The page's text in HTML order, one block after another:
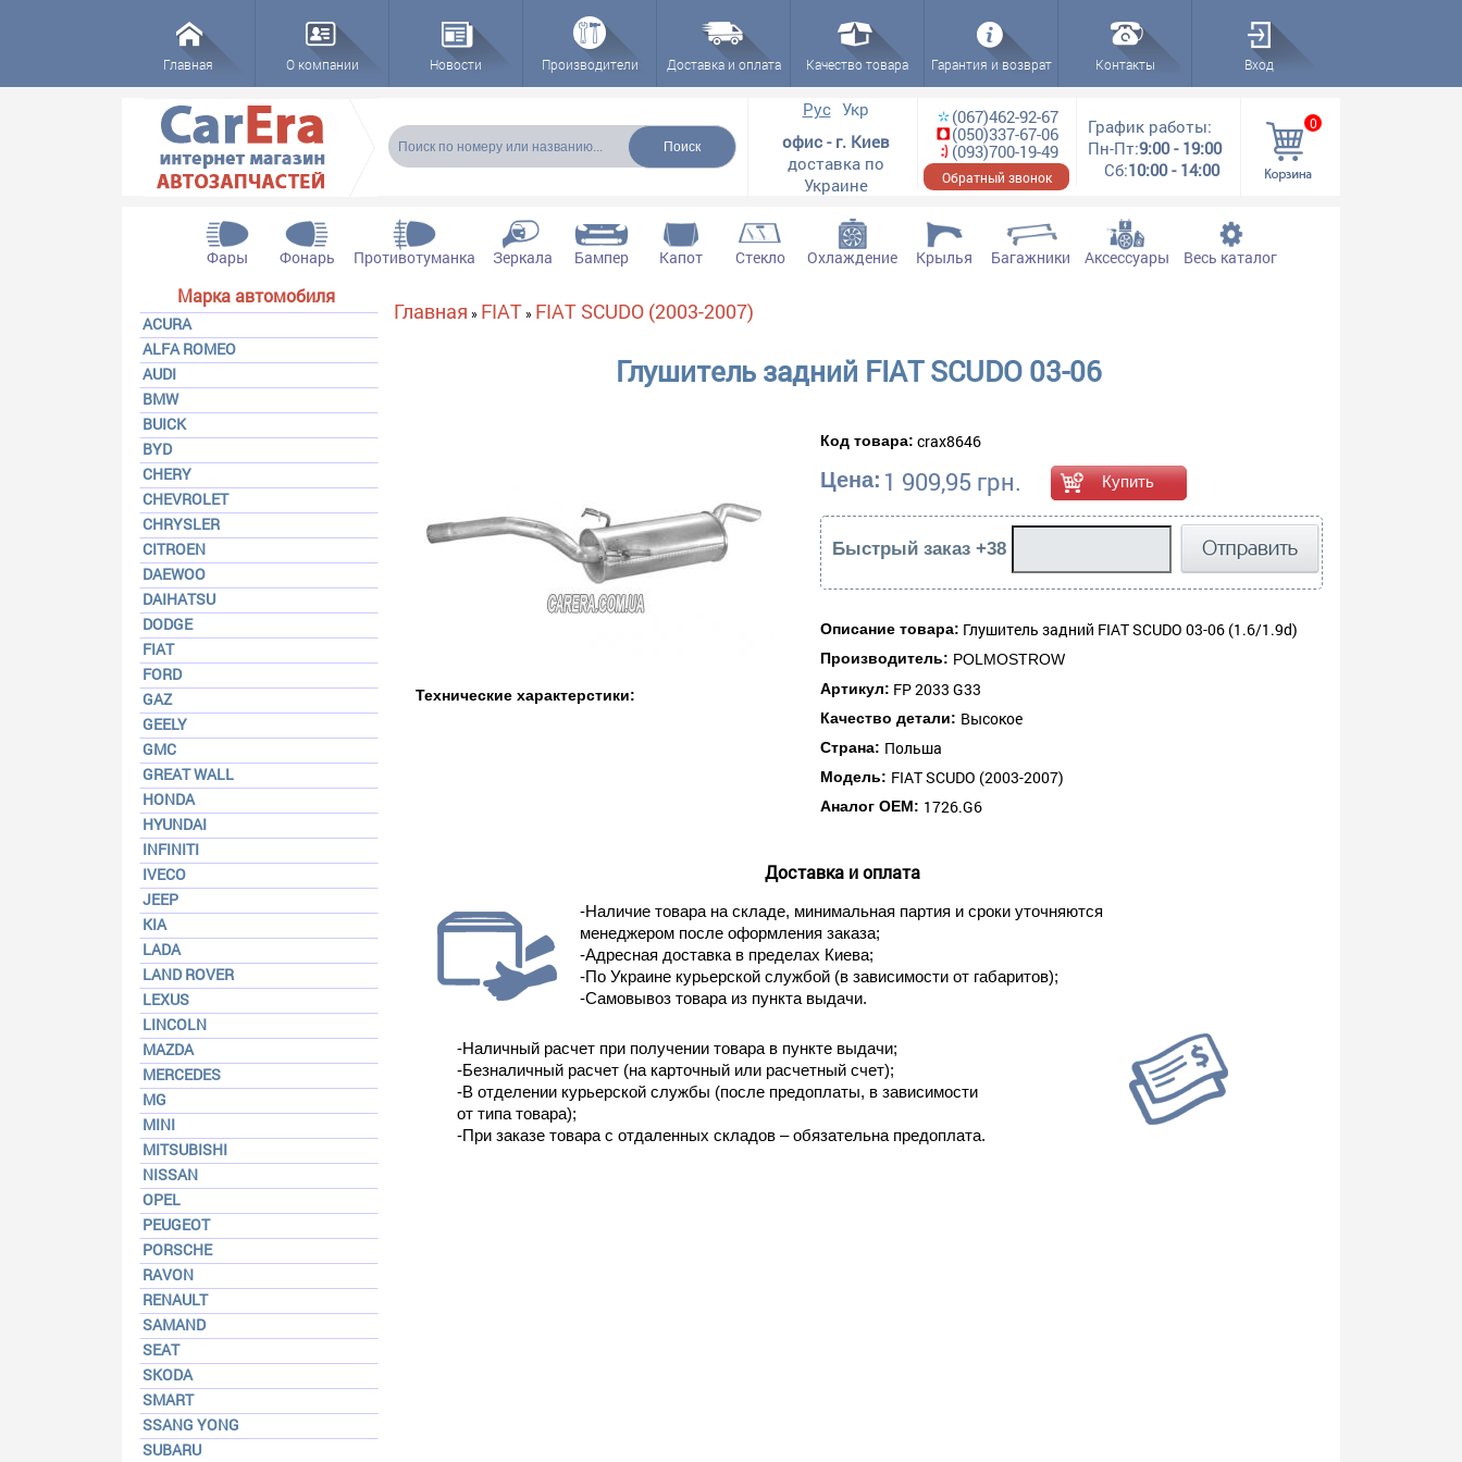
Главная О компании Новости Производители Доставка и оплата Качество товара Гарантия и возврат Контакты Вход
Рус Укр
офис - г. Киев
доставка по
Украине
(067)462-92-67
(050)337-67-06
(093)700-19-49
Обратный звонок
График работы:
Пн-Пт:9:00 - 19:00
Сб:10:00 - 14:00
0
Фары Фонарь Противотуманка Зеркала Бампер Капот Стекло Охлаждение Крылья Багажники Аксессуары Весь каталог
Марка автомобиля
ACURA
ALFA ROMEO
AUDI
BMW
BUICK
BYD
CHERY
CHEVROLET
CHRYSLER
CITROEN
DAEWOO
DAIHATSU
DODGE
FIAT
FORD
GAZ
GEELY
GMC
GREAT WALL
HONDA
HYUNDAI
INFINITI
IVECO
JEEP
KIA
LADA
LAND ROVER
LEXUS
LINCOLN
MAZDA
MERCEDES
MG
MINI
MITSUBISHI
NISSAN
OPEL
PEUGEOT
PORSCHE
RAVON
RENAULT
SAMAND
SEAT
SKODA
SMART
SSANG YONG
SUBARU
Вы здесь
Главная » FIAT» FIAT SCUDO (2003-2007)
Глушитель задний FIAT SCUDO 03-06
Технические характерстики:
Код товара: crax8646
Цена: 1 909,95 грн.
Быстрый заказ +38
Описание товара: Глушитель задний FIAT SCUDO 03-06 (1.6/1.9d)
Производитель: POLMOSTROW
Артикул: FP 2033 G33
Качество детали: Высокое
Страна: Польша
Модель: FIAT SCUDO (2003-2007)
Аналог ОЕМ: 1726.G6
Доставка и оплата
-Наличие товара на складе, минимальная партия и сроки уточняются
менеджером после оформления заказа;
-Адресная доставка в пределах Киева;
-По Украине курьерской службой (в зависимости от габаритов);
-Самовывоз товара из пункта выдачи.
-Наличный расчет при получении товара в пункте выдачи;
-Безналичный расчет (на карточный или расчетный счет);
-В отделении курьерской службы (после предоплаты, в зависимости
от типа товара);
-При заказе товара с отдаленных складов – обязательна предоплата.